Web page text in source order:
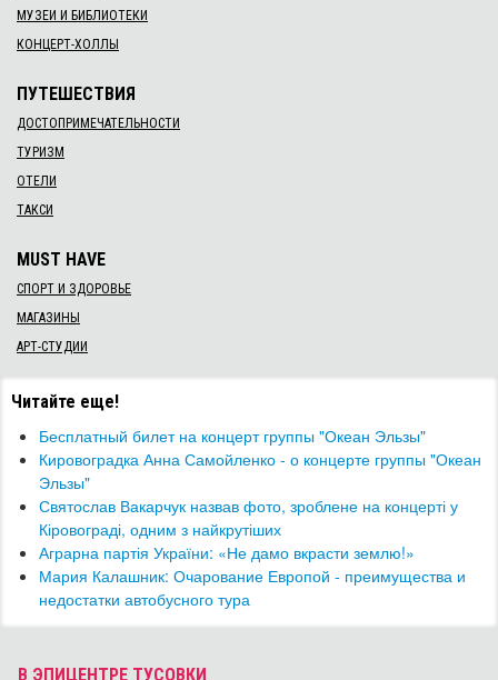
МУЗЕИ И БИБЛИОТЕКИ
КОНЦЕРТ-ХОЛЛЫ
ПУТЕШЕСТВИЯ
ДОСТОПРИМЕЧАТЕЛЬНОСТИ
ТУРИЗМ
ОТЕЛИ
ТАКСИ
MUST HAVE
СПОРТ И ЗДОРОВЬЕ
МАГАЗИНЫ
АРТ-СТУДИИ
Читайте еще!
Бесплатный билет на концерт группы "Океан Эльзы"
Кировоградка Анна Самойленко - о концерте группы "Океан
Эльзы"
Святослав Вакарчук назвав фото, зроблене на концерті у
Кіровограді, одним з найкрутіших
Аграрна партія України: «Не дамо вкрасти землю!»
Мария Калашник: Очарование Европой - преимущества и
недостатки автобусного тура
В ЭПИЦЕНТРЕ ТУСОВКИ